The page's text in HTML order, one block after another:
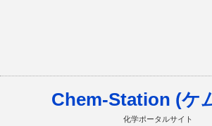
Chem-Station (ケ
化学ポータルサイト